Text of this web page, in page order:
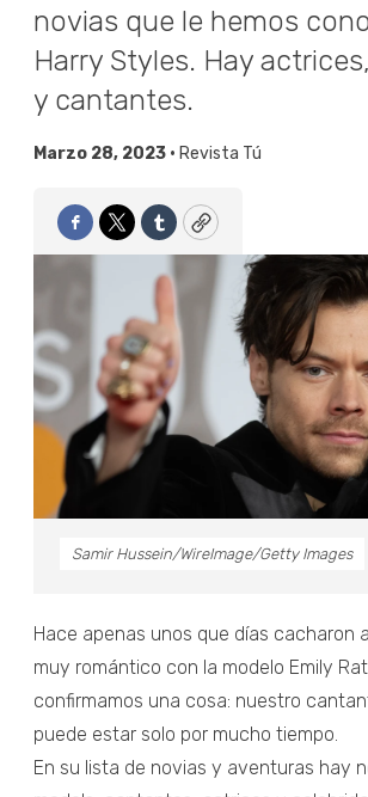
novias que le hemos
Harry Styles. Hay
y cantantes.
Marzo 28, 2023 • Revista Tú
Facebook
TwitterTumblrCopy
Samir Hussein/WireImage/Getty Images
Hace apenas unos que días cacharon
muy romántico con la modelo Emily
confirmamos una cosa: nuestro
puede estar solo por mucho tiempo.
En su lista de novias y aventuras hay